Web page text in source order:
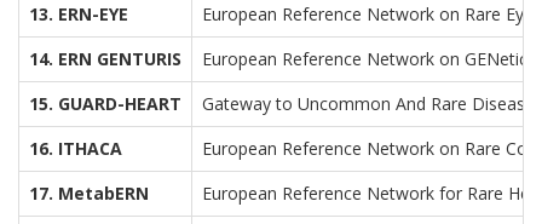
13. ERN-EYE
European Reference Network on Rare Eye
14. ERN GENTURIS
European Reference Network on GENetic
15. GUARD-HEART
Gateway to Uncommon And Rare
16. ITHACA
European Reference Network on Rare
17. MetabERN
European Reference Network for Rare